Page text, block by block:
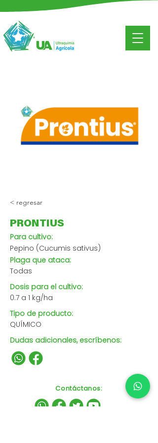
< regresar
PRONTIUS
Para cultivo:
Pepino (Cucumis sativus)
Plaga que ataca:
Todas
Dosis para el cultivo:
0.7 a 1 kg/ha
Tipo de producto:
QUÍMICO
Dudas adicionales, escríbenos:
Contáctanos: